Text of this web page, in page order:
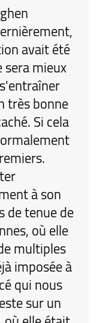
avait été
mieux
très bonne
Si cela
à son
de tenue de
où elle
multiples
imposée à
qui nous
sur un